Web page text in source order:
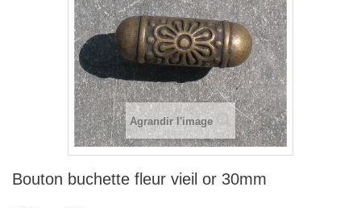
Agrandir l'image
Bouton buchette fleur vieil or 30mm